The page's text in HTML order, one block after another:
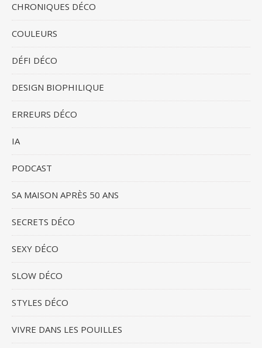
CHRONIQUES DÉCO
COULEURS
DÉFI DÉCO
DESIGN BIOPHILIQUE
ERREURS DÉCO
IA
PODCAST
SA MAISON APRÈS 50 ANS
SECRETS DÉCO
SEXY DÉCO
SLOW DÉCO
STYLES DÉCO
VIVRE DANS LES POUILLES